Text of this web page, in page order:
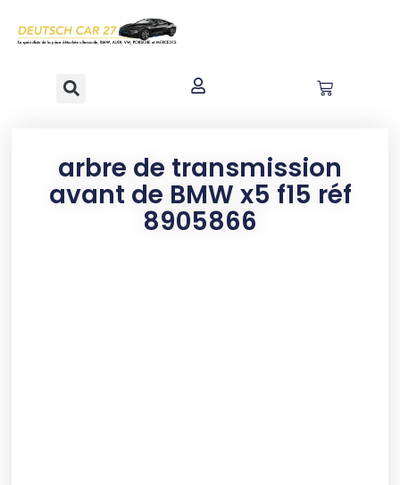
principal
arbre de transmission
avant de BMW x5 f15 réf
8905866